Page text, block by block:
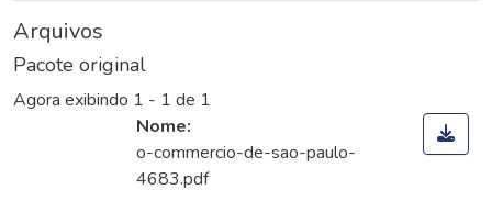
Arquivos
Pacote original
Agora exibindo 1 - 1 de 1
Nome:
o-commercio-de-sao-paulo-
4683.pdf